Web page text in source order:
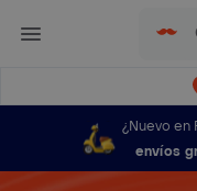
¿Nuevo en
envíos